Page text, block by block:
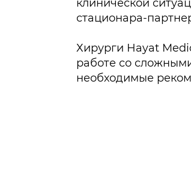
клинической
стационара-
Хирурги Hayat
работе со
необходимые